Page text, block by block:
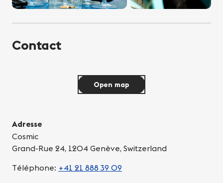
Contact
Adresse
Cosmic
Grand-Rue 24, 1204 Genève, Switzerland
Téléphone: +41 21 888 39 09
Open map